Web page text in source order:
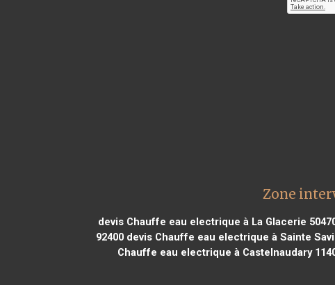
Zone
devis Chauffe eau electrique à La Glacerie
92400 devis Chauffe eau electrique à Sainte
Chauffe eau electrique à Castelnaudary